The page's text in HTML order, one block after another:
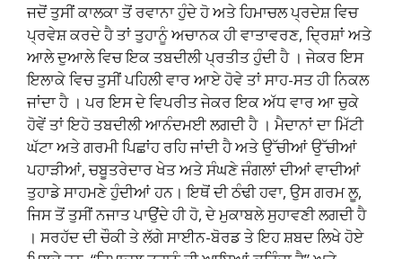
ਜਦੋਂ ਤੁਸੀਂ ਕਾਲਕਾ ਤੋਂ ਰਵਾਨਾ ਹੁੰਦੇ ਹੋ ਅਤੇ ਹਿਮਾਚਲ ਪ੍ਰਦੇਸ਼ ਵਿਚ
ਪ੍ਰਵੇਸ਼ ਕਰਦੇ ਹੈ ਤਾਂ ਤੁਹਾਨੂੰ ਅਚਾਨਕ ਹੀ ਵਾਤਾਵਰਣ, ਦ੍ਰਿਸ਼ਾਂ ਅਤੇ
ਆਲੇ ਦੁਆਲੇ ਵਿਚ ਇਕ ਤਬਦੀਲੀ ਪ੍ਰਤੀਤ ਹੁੰਦੀ ਹੈ । ਜੇਕਰ ਇਸ
ਇਲਾਕੇ ਵਿਚ ਤੁਸੀਂ ਪਹਿਲੀ ਵਾਰ ਆਏ ਹੋਵੇ ਤਾਂ ਸਾਹ-ਸਤ ਹੀ ਨਿਕਲ
ਜਾਂਦਾ ਹੈ । ਪਰ ਇਸ ਦੇ ਵਿਪਰੀਤ ਜੇਕਰ ਇਕ ਅੱਧ ਵਾਰ ਆ ਚੁਕੇ
ਹੋਵੇਂ ਤਾਂ ਇਹੋ ਤਬਦੀਲੀ ਆਨੰਦਮਈ ਲਗਦੀ ਹੈ । ਮੈਦਾਨਾਂ ਦਾ ਮਿੱਟੀ
ਘੱਟਾ ਅਤੇ ਗਰਮੀ ਪਿਛਾਂਹ ਰਹਿ ਜਾਂਦੀ ਹੈ ਅਤੇ ਉੱਚੀਆਂ ਉੱਚੀਆਂ
ਪਹਾੜੀਆਂ, ਚਬੂਤਰੇਦਾਰ ਖੇਤ ਅਤੇ ਸੰਘਣੇ ਜੰਗਲਾਂ ਦੀਆਂ ਵਾਦੀਆਂ
ਤੁਹਾਡੇ ਸਾਹਮਣੇ ਹੁੰਦੀਆਂ ਹਨ। ਇਥੋਂ ਦੀ ਠੰਢੀ ਹਵਾ, ਉਸ ਗਰਮ ਲੂ,
ਜਿਸ ਤੋਂ ਤੁਸੀਂ ਨਜਾਤ ਪਾਉਂਦੇ ਹੀ ਹੋ, ਦੇ ਮੁਕਾਬਲੇ ਸੁਹਾਵਣੀ ਲਗਦੀ ਹੈ
। ਸਰਹੱਦ ਦੀ ਚੌਕੀ ਤੇ ਲੱਗੇ ਸਾਈਨ-ਬੋਰਡ ਤੇ ਇਹ ਸ਼ਬਦ ਲਿਖੇ ਹੋਏ